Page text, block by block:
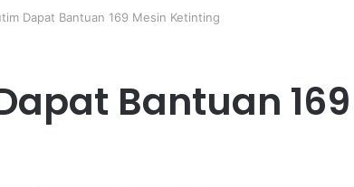
Dapat Bantuan 169 Mesin Ketinting
Bantuan 169